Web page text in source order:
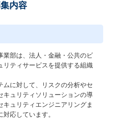
内容
部は、法人・金融・公共のビ
リティサービスを提供する組織
に対して、リスクの分析やセ
キュリティソリューションの導
ュリティエンジニアリングま
応しています。​